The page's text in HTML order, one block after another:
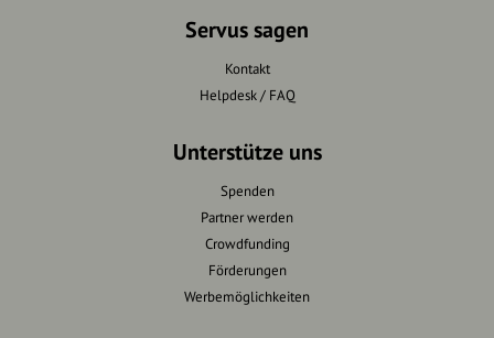
Servus sagen
Kontakt
Helpdesk / FAQ
Unterstütze uns
Spenden
Partner werden
Crowdfunding
Förderungen
Werbemöglichkeiten